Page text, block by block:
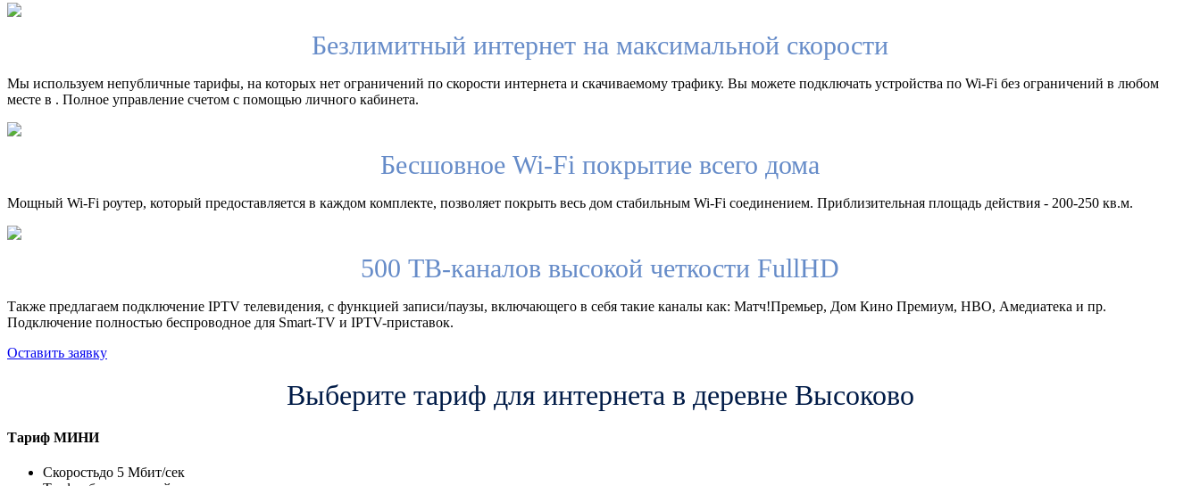
Безлимитный интернет на максимальной скорости
Мы используем непубличные тарифы, на которых нет ограничений по скорости интернета и скачиваемому трафику. Вы можете подключать устройства по Wi-Fi без ограничений в любом
месте в . Полное управление счетом с помощью личного кабинета.
Бесшовное Wi-Fi покрытие всего дома
Мощный Wi-Fi роутер, который предоставляется в каждом комплекте, позволяет покрыть весь дом стабильным Wi-Fi соединением. Приблизительная площадь действия - 200-250 кв.м.
500 ТВ-каналов высокой четкости FullHD
Также предлагаем подключение IPTV телевидения, с функцией записи/паузы, включающего в себя такие каналы как: Матч!Премьер, Дом Кино Премиум, HBO, Амедиатека и пр.
Подключение полностью беспроводное для Smart-TV и IPTV-приставок.
Оставить заявку
Выберите тариф для интернета в деревне Высоково
Тариф МИНИ
Скоростьдо 5 Мбит/сек